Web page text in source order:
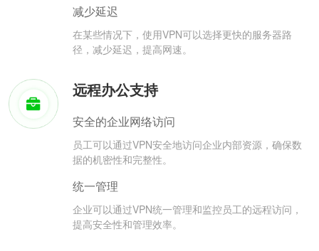
减少延迟
在某些情况下，使用VPN可以选择更快的服务器路
径，减少延迟，提高网速。
远程办公支持
安全的企业网络访问
员工可以通过VPN安全地访问企业内部资源，确保数
据的机密性和完整性。
统一管理
企业可以通过VPN统一管理和监控员工的远程访问，
提高安全性和管理效率。